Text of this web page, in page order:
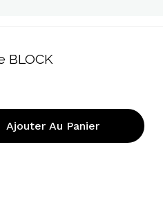
BLOCK
Ajouter Au Panier